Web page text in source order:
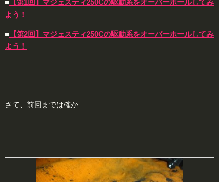
■ 【第1回】マジェスティ250Cの駆動系をオーバーホールしてみ
よう！
■ 【第2回】マジェスティ250Cの駆動系をオーバーホールしてみ
よう！
さて、前回までは確か